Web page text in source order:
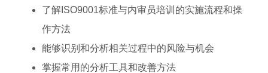
了解ISO9001标准与内审员培训的实施流程和操
作方法
能够识别和分析相关过程中的风险与机会
掌握常用的分析工具和改善方法